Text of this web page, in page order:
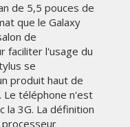
de 5,5 pouces de
que le Galaxy
de
faciliter l'usage du
se
produit haut de
Le téléphone n'est
la 3G. La définition
processeur
2025:
–
TECH
2025